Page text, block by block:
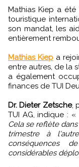
Mathias Kiep a été nommé directeur financier du groupe
touristique
son mandat, les
entièrement
Mathias Kiep a
entre autres, de la
a également
finances de TUI
Dr. Dieter Zetsche,
TUI AG, indique : «
Cela se reflète
trimestre à
conséquences
considérables